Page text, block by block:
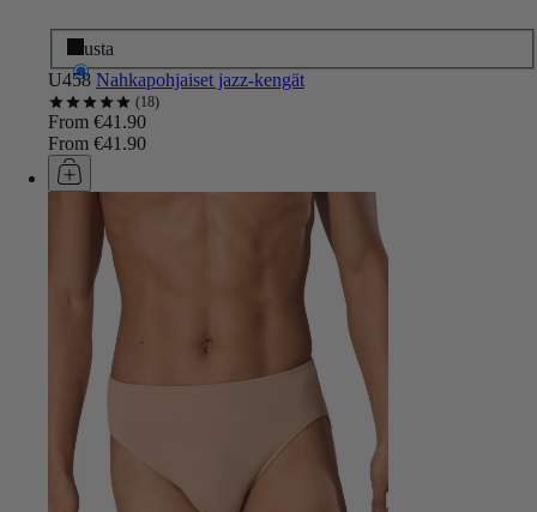
Musta
U458 Nahkapohjaiset jazz-kengät
18
From €41.90
From €41.90